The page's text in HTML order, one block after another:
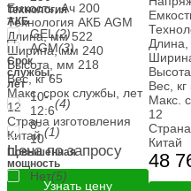
Технология
АКБ
GEL(2)
AGM(3)
Срок
службы,
лет
10-
12:6(4)
8-
10(1)
Повышенная
мощность
Нет(5)
Емкость, Ач 200
Технология АКБ AGM
Длина, мм 522
Ширина, мм 240
Высота, мм 218
Вес, кг 65
Макс. срок службы, лет
12
Страна изготовления
Китай
Цена по запросу
Узнать цену
Вес, кг
Макс.
12
Китай
48